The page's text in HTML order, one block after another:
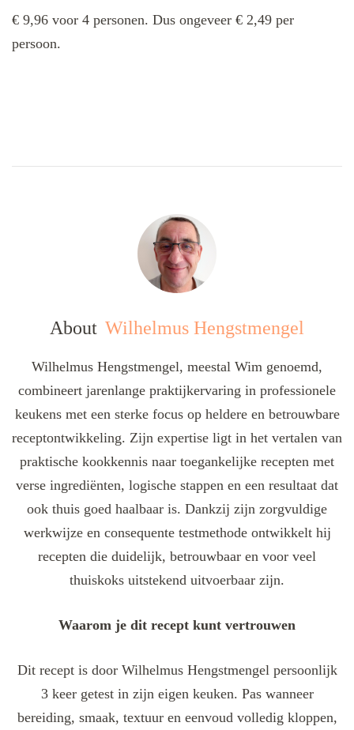
€ 9,96 voor 4 personen. Dus ongeveer € 2,49 per
persoon.
About Wilhelmus Hengstmengel
Wilhelmus Hengstmengel, meestal Wim genoemd,
combineert jarenlange praktijkervaring in professionele
keukens met een sterke focus op heldere en betrouwbare
receptontwikkeling. Zijn expertise ligt in het vertalen van
praktische kookkennis naar toegankelijke recepten met
verse ingrediënten, logische stappen en een resultaat dat
ook thuis goed haalbaar is. Dankzij zijn zorgvuldige
werkwijze en consequente testmethode ontwikkelt hij
recepten die duidelijk, betrouwbaar en voor veel
thuiskoks uitstekend uitvoerbaar zijn.
Waarom je dit recept kunt vertrouwen
Dit recept is door Wilhelmus Hengstmengel persoonlijk
3 keer getest in zijn eigen keuken. Pas wanneer
bereiding, smaak, textuur en eenvoud volledig kloppen,